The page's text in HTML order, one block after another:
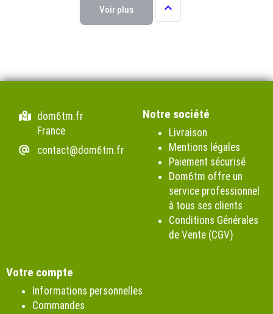
Voir plus 
dom6tm.fr
France
contact@dom6tm.fr
Notre société
Livraison
Mentions légales
Paiement sécurisé
Dom6tm offre un
service professionnel
à tous ses clients
Conditions Générales
de Vente (CGV)
Votre compte
Informations personnelles
Commandes